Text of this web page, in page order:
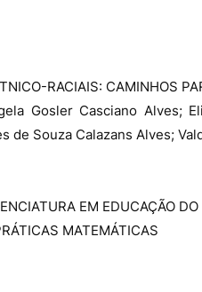
RACIAIS: CAMINHOS
Gosler Casciano Alves;
de Souza Calazans Alves;
EM EDUCAÇÃO
MATEMÁTICAS